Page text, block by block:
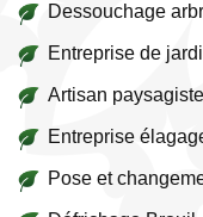
Dessouchage
Entreprise de
Artisan
Entreprise
Pose et